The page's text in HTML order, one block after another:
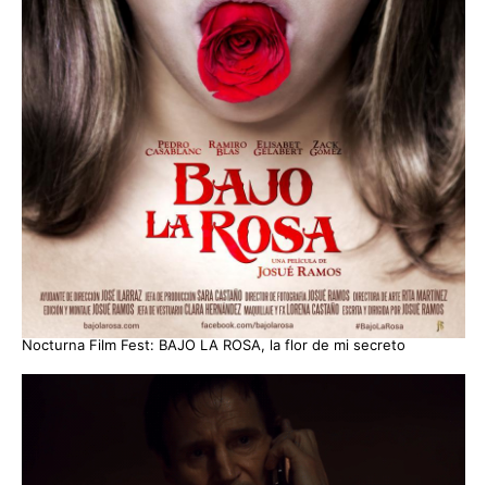
Nocturna Film Fest: BAJO LA ROSA, la flor de mi secreto